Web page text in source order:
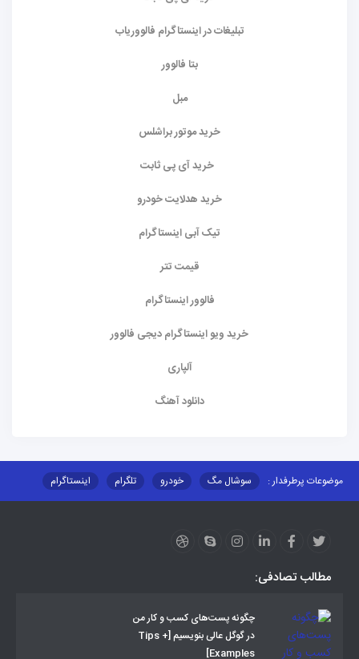
تبلیغات در اینستاگرام فالووریاب
بتا فالوور
مبل
خرید موتور براشلس
خرید آی پی ثابت
خرید هدلایت خودرو
تیک آبی اینستاگرام
قیمت تتر
فالوور اینستاگرام
خرید ویو اینستاگرام دیجی فالوور
آلپاری
دانلود آهنگ
موضوعات پرطرفدار : سوشال مگ خودرو تلگرام
اینستاگرام
مطالب تصادفی:
چگونه پست‌های کسب و کار من
در گوگل عالی بنویسیم [Tips +
Examples]